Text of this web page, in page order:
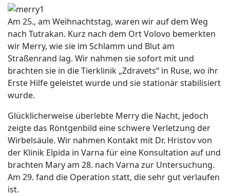
Am 25., am Weihnachtstag, waren wir auf dem Weg
nach Tutrakan. Kurz nach dem Ort Volovo bemerkten
wir Merry, wie sie im Schlamm und Blut am
Straßenrand lag. Wir nahmen sie sofort mit und
brachten sie in die Tierklinik „Zdravets“ in Ruse, wo ihr
Erste Hilfe geleistet wurde und sie stationär stabilisiert
wurde.
Glücklicherweise überlebte Merry die Nacht, jedoch
zeigte das Röntgenbild eine schwere Verletzung der
Wirbelsäule. Wir nahmen Kontakt mit Dr. Hristov von
der Klinik Elpida in Varna für eine Konsultation auf und
brachten Mary am 28. nach Varna zur Untersuchung.
Am 29. fand die Operation statt, die sehr gut verlaufen
ist.